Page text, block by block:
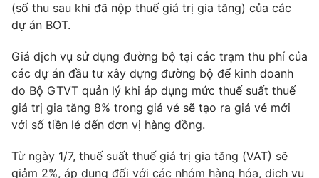
VTV9
Liên hệ tòa soạn English
(số thu sau khi đã nộp thuế giá trị gia tăng) của các
dự án BOT.
Giá dịch vụ sử dụng đường bộ tại các trạm thu phí của
các dự án đầu tư xây dựng đường bộ để kinh doanh
do Bộ GTVT quản lý khi áp dụng mức thuế suất thuế
giá trị gia tăng 8% trong giá vé sẽ tạo ra giá vé mới
với số tiền lẻ đến đơn vị hàng đồng.
Từ ngày 1/7, thuế suất thuế giá trị gia tăng (VAT) sẽ
giảm 2%, áp dụng đối với các nhóm hàng hóa, dịch vụ